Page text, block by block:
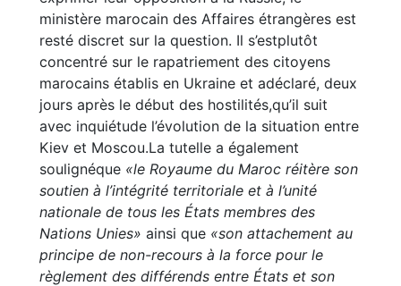
ministère marocain des Affaires étrangères est
resté discret sur la question. Il s’estplutôt
concentré sur le rapatriement des citoyens
marocains établis en Ukraine et adéclaré, deux
jours après le début des hostilités,qu’il suit
avec inquiétude l’évolution de la situation entre
Kiev et Moscou.La tutelle a également
soulignéque «le Royaume du Maroc réitère son
soutien à l’intégrité territoriale et à l’unité
nationale de tous les États membres des
Nations Unies» ainsi que «son attachement au
principe de non-recours à la force pour le
règlement des différends entre États et son